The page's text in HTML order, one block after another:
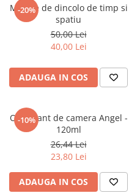
Teatru
Teens Book Club
Birotica & Papetarie
Adezivi si benzi adezive
Accesorii Arhivare
Hartie si Accesorii
Instrumente de scris
Organizare si Arhivare
-20%
Mesaje de dincolo de timp si
spatiu
50,00 Lei
40,00 Lei
ADAUGA IN COS
-10%
Odorizant de camera Angel -
120ml
26,44 Lei
23,80 Lei
ADAUGA IN COS